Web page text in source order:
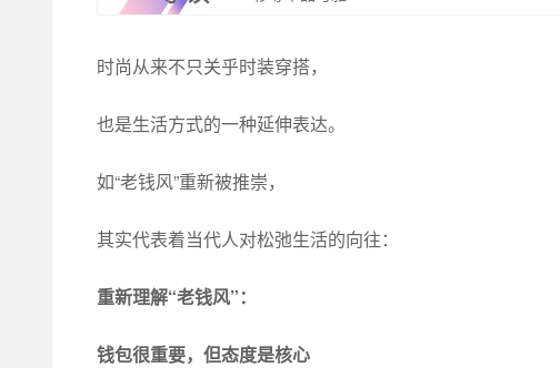
时尚从来不只关乎时装穿搭，
也是生活方式的一种延伸表达。
如“老钱风”重新被推崇，
其实代表着当代人对松弛生活的向往：
重新理解“老钱风”：
钱包很重要，但态度是核心